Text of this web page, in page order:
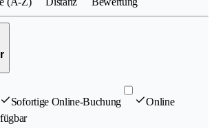
Sofortige Online-Buchung
Online